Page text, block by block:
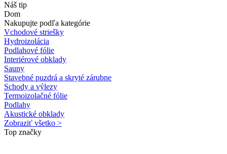
Náš tip
Dom
Nakupujte podľa kategórie
Vchodové striešky
Hydroizolácia
Podlahové fólie
Interiérové obklady
Sauny
Stavebné puzdrá a skryté zárubne
Schody a výlezy
Termoizolačné fólie
Podlahy
Akustické obklady
Zobraziť všetko >
Top značky